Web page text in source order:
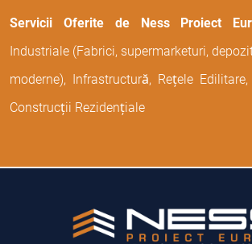
Servicii Oferite de Ness Proiect
Industriale (Fabrici, supermarketuri,
moderne), Infrastructură, Rețele
Construcții Rezidențiale